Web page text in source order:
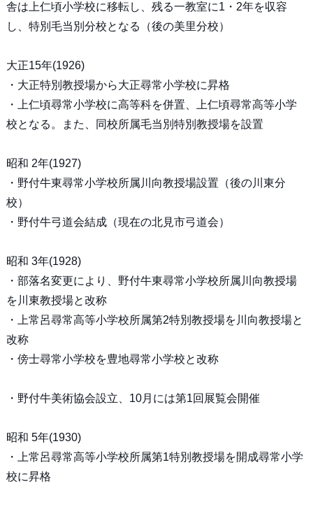
舎は上仁頃小学校に移転し、残る一教室に1・2年を収容
し、特別毛当別分校となる（後の美里分校）
大正15年(1926)
・大正特別教授場から大正尋常小学校に昇格
・上仁頃尋常小学校に高等科を併置、上仁頃尋常高等小学
校となる。また、同校所属毛当別特別教授場を設置
昭和 2年(1927)
・野付牛東尋常小学校所属川向教授場設置（後の川東分
校）
・野付牛弓道会結成（現在の北見市弓道会）
昭和 3年(1928)
・部落名変更により、野付牛東尋常小学校所属川向教授場
を川東教授場と改称
・上常呂尋常高等小学校所属第2特別教授場を川向教授場と
改称
・傍士尋常小学校を豊地尋常小学校と改称
・野付牛美術協会設立、10月には第1回展覧会開催
昭和 5年(1930)
・上常呂尋常高等小学校所属第1特別教授場を開成尋常小学
校に昇格